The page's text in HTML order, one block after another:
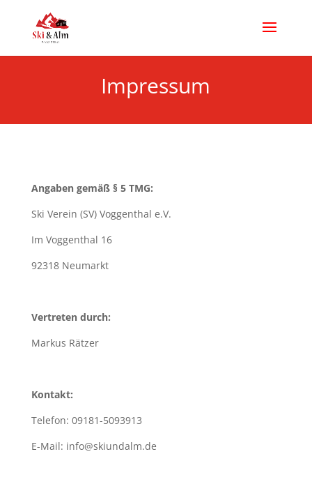
Impressum
Angaben gemäß § 5 TMG:
Ski Verein (SV) Voggenthal e.V.
Im Voggenthal 16
92318 Neumarkt
Vertreten durch:
Markus Rätzer
Kontakt:
Telefon: 09181-5093913
E-Mail: info@skiundalm.de